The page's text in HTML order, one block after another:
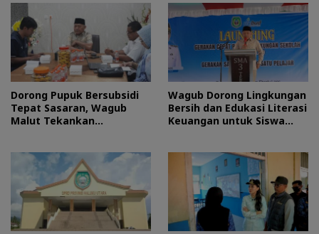
Dorong Pupuk Bersubsidi
Tepat Sasaran, Wagub
Malut Tekankan
Wagub Dorong Lingkungan
Bersih dan Edukasi Literasi
Keuangan untuk Siswa